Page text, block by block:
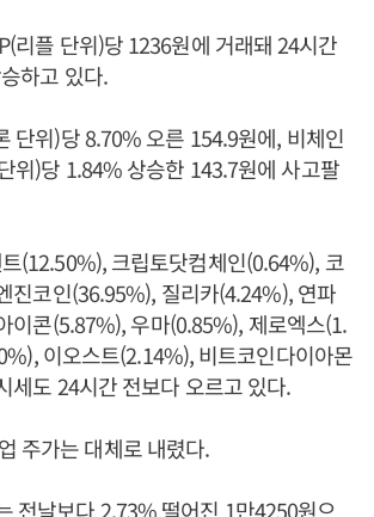
리플 단위)당 1236원에 거래돼 24시간
하고 있다.
단위)당 8.70% 오른 154.9원에, 비체인
위)당 1.84% 상승한 143.7원에 사고팔
(12.50%), 크립토닷컴체인(0.64%), 코
진코인(36.95%), 질리카(4.24%), 연파
이콘(5.87%), 우마(0.85%), 제로엑스(1.
이오스트(2.14%), 비트코인다이아몬
세도 24시간 전보다 오르고 있다.
주가는 대체로 내렸다.
전날보다 2.73% 떨어진 1만4250원으